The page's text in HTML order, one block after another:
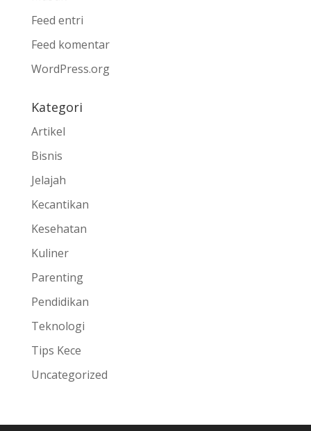
Feed entri
Feed komentar
WordPress.org
Kategori
Artikel
Bisnis
Jelajah
Kecantikan
Kesehatan
Kuliner
Parenting
Pendidikan
Teknologi
Tips Kece
Uncategorized